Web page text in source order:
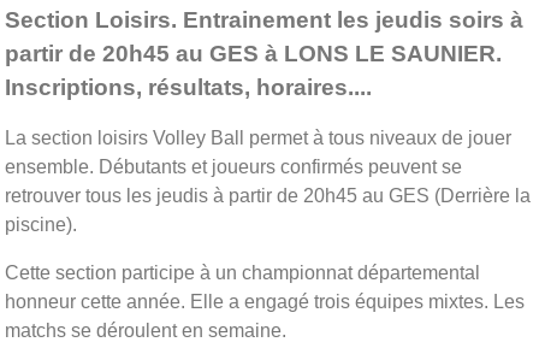
Section Loisirs. Entrainement les jeudis soirs à
partir de 20h45 au GES à LONS LE SAUNIER.
Inscriptions, résultats, horaires....
La section loisirs Volley Ball permet à tous niveaux de jouer
ensemble. Débutants et joueurs confirmés peuvent se
retrouver tous les jeudis à partir de 20h45 au GES (Derrière la
piscine).
Cette section participe à un championnat départemental
honneur cette année. Elle a engagé trois équipes mixtes. Les
matchs se déroulent en semaine.